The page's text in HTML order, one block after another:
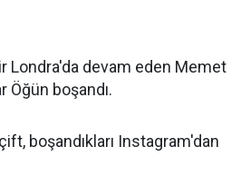
Londra'da devam eden Memet
Öğün boşandı.
boşandıkları Instagram'dan